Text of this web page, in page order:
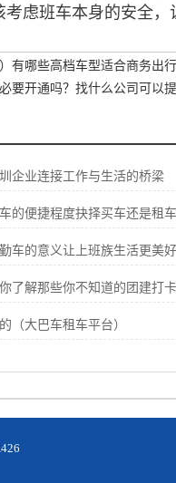
虑班车本身的安全
有哪些高档车型适合商务出行
要开通吗？找什么公司可以提
企业连接工作与生活的桥梁
的便捷程度抉择买车还是租车
车的意义让上班族生活更美好
了解那些你不知道的团建打卡
（大巴车租车平台）